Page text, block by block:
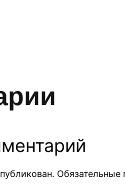
Обязательные